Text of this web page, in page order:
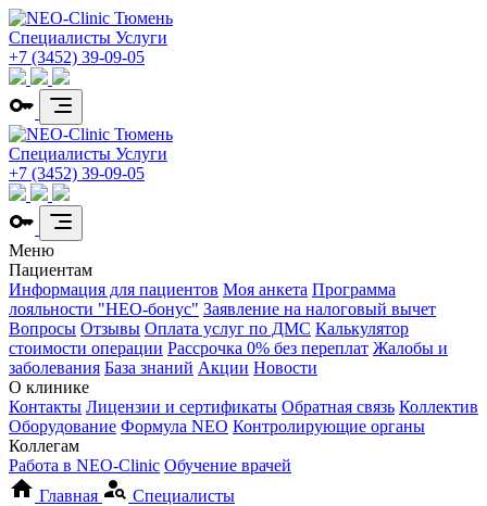
Специалисты Услуги
+7 (3452) 39-09-05
Специалисты Услуги
+7 (3452) 39-09-05
Меню
Пациентам
Информация для пациентов Моя анкета Программа
лояльности "НЕО-бонус" Заявление на налоговый вычет
Вопросы Отзывы Оплата услуг по ДМС Калькулятор
стоимости операции Рассрочка 0% без переплат Жалобы и
заболевания База знаний Акции Новости
О клинике
Контакты Лицензии и сертификаты Обратная связь Коллектив
Оборудование Формула NEO Контролирующие органы
Коллегам
Работа в NEO-Clinic Обучение врачей
Главная
Специалисты